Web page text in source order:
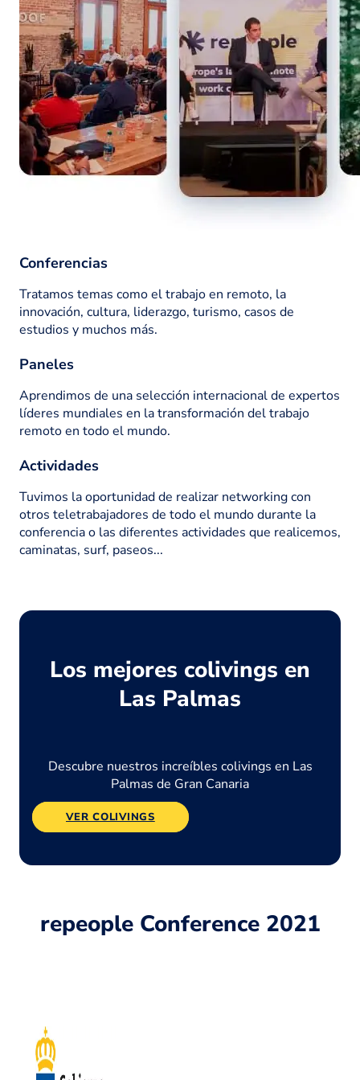
Conferencias
Tratamos temas como el trabajo en remoto, la
innovación, cultura, liderazgo, turismo, casos de
estudios y muchos más.
Paneles
Aprendimos de una selección internacional de expertos
líderes mundiales en la transformación del trabajo
remoto en todo el mundo.
Actividades
Tuvimos la oportunidad de realizar networking con
otros teletrabajadores de todo el mundo durante la
conferencia o las diferentes actividades que realicemos,
caminatas, surf, paseos...
Los mejores colivings en
Las Palmas
Descubre nuestros increíbles colivings en Las
Palmas de Gran Canaria
VER COLIVINGS
repeople Conference 2021